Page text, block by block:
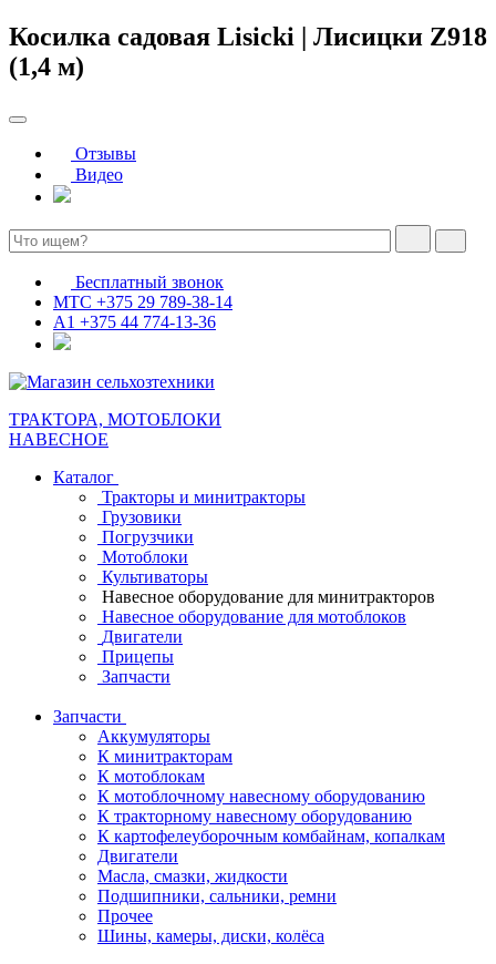
Косилка садовая Lisicki | Лисицки Z918
(1,4 м)
Отзывы
Видео
Бесплатный звонок
МТС +375 29 789-38-14
А1 +375 44 774-13-36
ТРАКТОРА, МОТОБЛОКИ
НАВЕСНОЕ
Каталог
Тракторы и минитракторы
Грузовики
Погрузчики
Мотоблоки
Культиваторы
Навесное оборудование для минитракторов
Навесное оборудование для мотоблоков
Двигатели
Прицепы
Запчасти
Запчасти
Аккумуляторы
К минитракторам
К мотоблокам
К мотоблочному навесному оборудованию
К тракторному навесному оборудованию
К картофелеуборочным комбайнам, копалкам
Двигатели
Масла, смазки, жидкости
Подшипники, сальники, ремни
Прочее
Шины, камеры, диски, колёса